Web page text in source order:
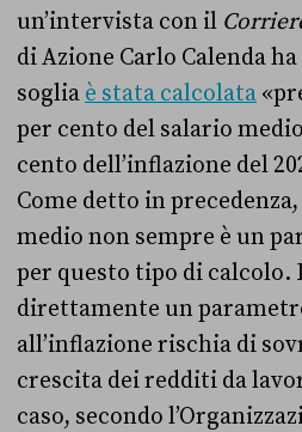
un’intervista con il
di Azione Carlo Calenda
soglia è stata calcolata
per cento del salario
cento dell’inflazione del
Come detto in
medio non sempre è un
per questo tipo di
direttamente un
all’inflazione rischia di
crescita dei redditi da
caso, secondo